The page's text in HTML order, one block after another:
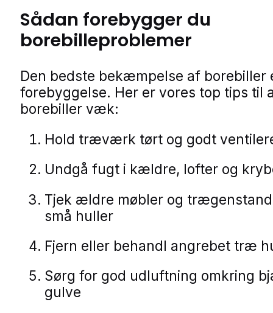
Sådan forebygger du
borebilleproblemer
Den bedste bekæmpelse af borebiller
forebyggelse. Her er vores top tips til
borebiller væk:
Hold træværk tørt og godt
Undgå fugt i kældre, lofter og
Tjek ældre møbler og
små huller
Fjern eller behandl angrebet træ
Sørg for god udluftning omkring
gulve